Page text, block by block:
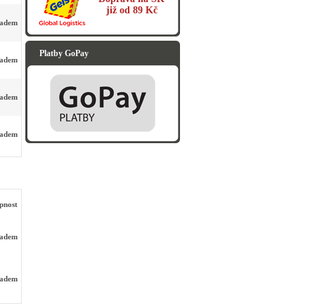
již od 89 Kč
Platby GoPay